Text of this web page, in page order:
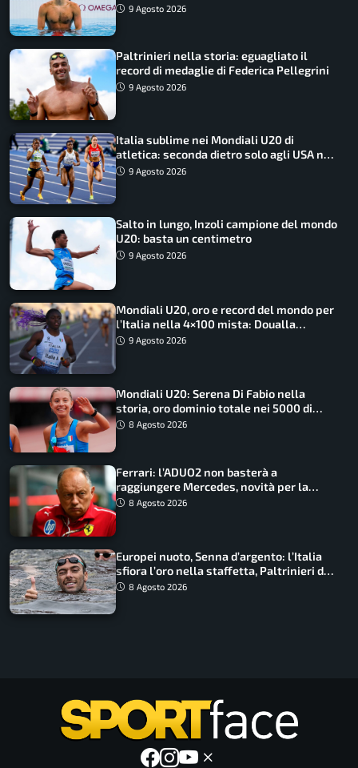
9 Agosto 2026
Paltrinieri nella storia: eguagliato il
record di medaglie di Federica Pellegrini
9 Agosto 2026
Italia sublime nei Mondiali U20 di
atletica: seconda dietro solo agli USA nel
medagliere
9 Agosto 2026
Salto in lungo, Inzoli campione del mondo
U20: basta un centimetro
9 Agosto 2026
Mondiali U20, oro e record del mondo per
l’Italia nella 4×100 mista: Doualla
straordinaria
9 Agosto 2026
Mondiali U20: Serena Di Fabio nella
storia, oro dominio totale nei 5000 di
marcia
8 Agosto 2026
Ferrari: l’ADUO2 non basterà a
raggiungere Mercedes, novità per la
Macarena
8 Agosto 2026
Europei nuoto, Senna d’argento: l’Italia
sfiora l’oro nella staffetta, Paltrinieri da
urlo, il bilancio azzurro
8 Agosto 2026